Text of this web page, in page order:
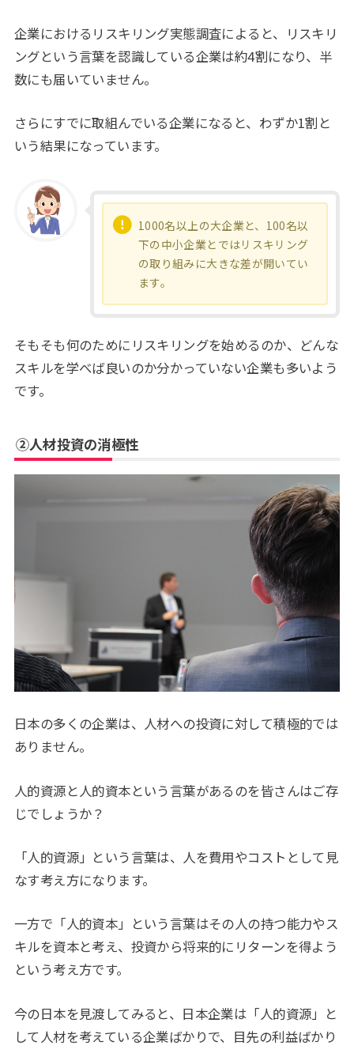
企業におけるリスキリング実態調査によると、リスキリ
ングという言葉を認識している企業は約4割になり、半
数にも届いていません。
さらにすでに取組んでいる企業になると、わずか1割と
いう結果になっています。
1000名以上の大企業と、100名以
下の中小企業とではリスキリング
の取り組みに大きな差が開いてい
ます。
そもそも何のためにリスキリングを始めるのか、どんな
スキルを学べば良いのか分かっていない企業も多いよう
です。
②人材投資の消極性
日本の多くの企業は、人材への投資に対して積極的では
ありません。
人的資源と人的資本という言葉があるのを皆さんはご存
じでしょうか？
「人的資源」という言葉は、人を費用やコストとして見
なす考え方になります。
一方で「人的資本」という言葉はその人の持つ能力やス
キルを資本と考え、投資から将来的にリターンを得よう
という考え方です。
今の日本を見渡してみると、日本企業は「人的資源」と
して人材を考えている企業ばかりで、目先の利益ばかり